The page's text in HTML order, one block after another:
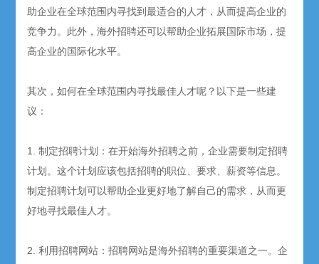
助企业在全球范围内寻找到最适合的人才，从而提高企业的
竞争力。此外，海外招聘还可以帮助企业拓展国际市场，提
高企业的国际化水平。
其次，如何在全球范围内寻找最佳人才呢？以下是一些建
议：
1. 制定招聘计划：在开始海外招聘之前，企业需要制定招聘
计划。这个计划应该包括招聘的职位、要求、薪资等信息。
制定招聘计划可以帮助企业更好地了解自己的需求，从而更
好地寻找最佳人才。
2. 利用招聘网站：招聘网站是海外招聘的重要渠道之一。企